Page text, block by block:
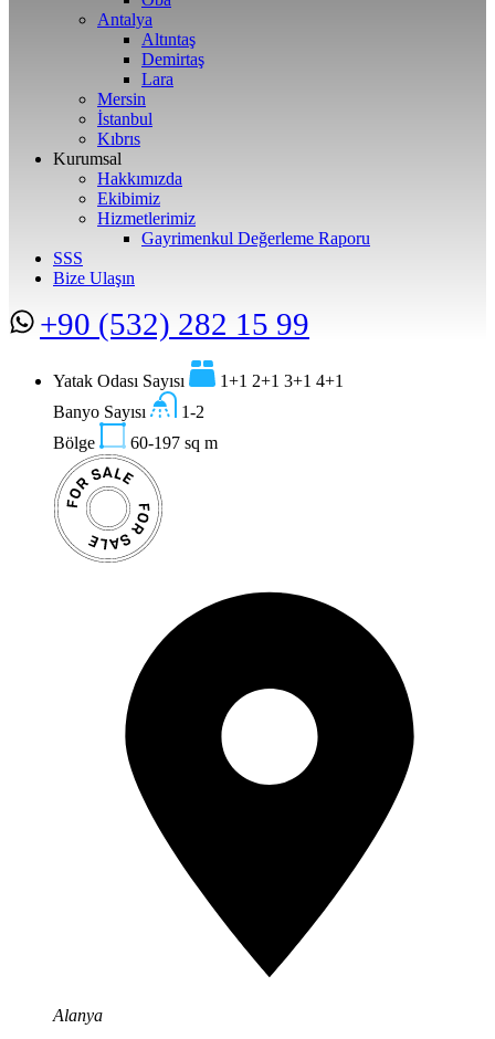
Antalya
Altıntaş
Demirtaş
Lara
Mersin
İstanbul
Kıbrıs
Kurumsal
Hakkımızda
Ekibimiz
Hizmetlerimiz
Gayrimenkul Değerleme Raporu
SSS
Bize Ulaşın
+90 (532) 282 15 99
Yatak Odası Sayısı
1+1 2+1 3+1 4+1
Banyo Sayısı
1-2
Bölge
60-197 sq m
Alanya